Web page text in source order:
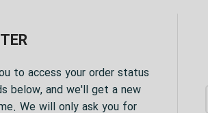
to access your order status
below, and we'll get a new
We will only ask you for